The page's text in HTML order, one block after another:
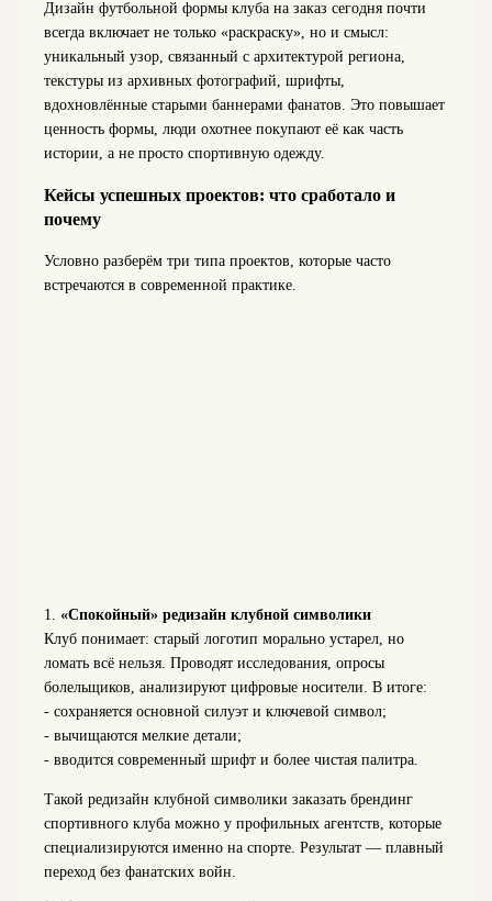
Дизайн футбольной формы клуба на заказ сегодня почти
всегда включает не только «раскраску», но и смысл:
уникальный узор, связанный с архитектурой региона,
текстуры из архивных фотографий, шрифты,
вдохновлённые старыми баннерами фанатов. Это повышает
ценность формы, люди охотнее покупают её как часть
истории, а не просто спортивную одежду.
Кейсы успешных проектов: что сработало и
почему
Условно разберём три типа проектов, которые часто
встречаются в современной практике.
1. «Спокойный» редизайн клубной символики
Клуб понимает: старый логотип морально устарел, но
ломать всё нельзя. Проводят исследования, опросы
болельщиков, анализируют цифровые носители. В итоге:
- сохраняется основной силуэт и ключевой символ;
- вычищаются мелкие детали;
- вводится современный шрифт и более чистая палитра.
Такой редизайн клубной символики заказать брендинг
спортивного клуба можно у профильных агентств, которые
специализируются именно на спорте. Результат — плавный
переход без фанатских войн.